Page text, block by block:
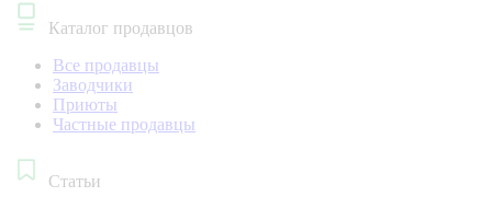
Каталог продавцов
Все продавцы
Заводчики
Приюты
Частные продавцы
Статьи